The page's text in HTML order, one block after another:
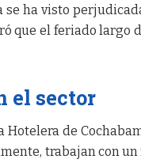
ha visto
que el feriado largo
el sector
Hotelera de
trabajan con